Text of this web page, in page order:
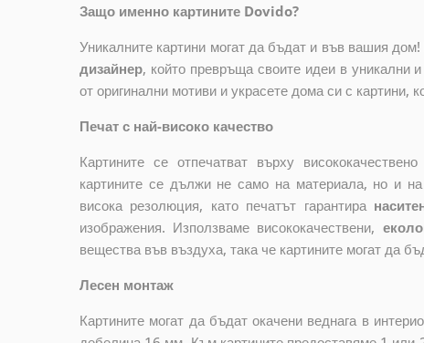
Защо именно картините Dovido?
Уникалните картини могат да бъдат и във вашия дом!
дизайнер, койтопревръща своите идеи в уникални и
от оригинални мотиви и украсете дома си с картини,
Печат с най-високо качество
Картините се отпечатват върху
картините се дължи не само на материала, но и
висока резолюция, като печатът гарантира
изображения. Използваме висококачествени,
вещества във въздуха, така че картините могат да
Лесен монтаж
Картините могат да бъдат окачени веднага в